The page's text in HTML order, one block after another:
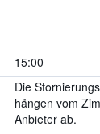
15:00
Die
hängen vom
Anbieter ab.